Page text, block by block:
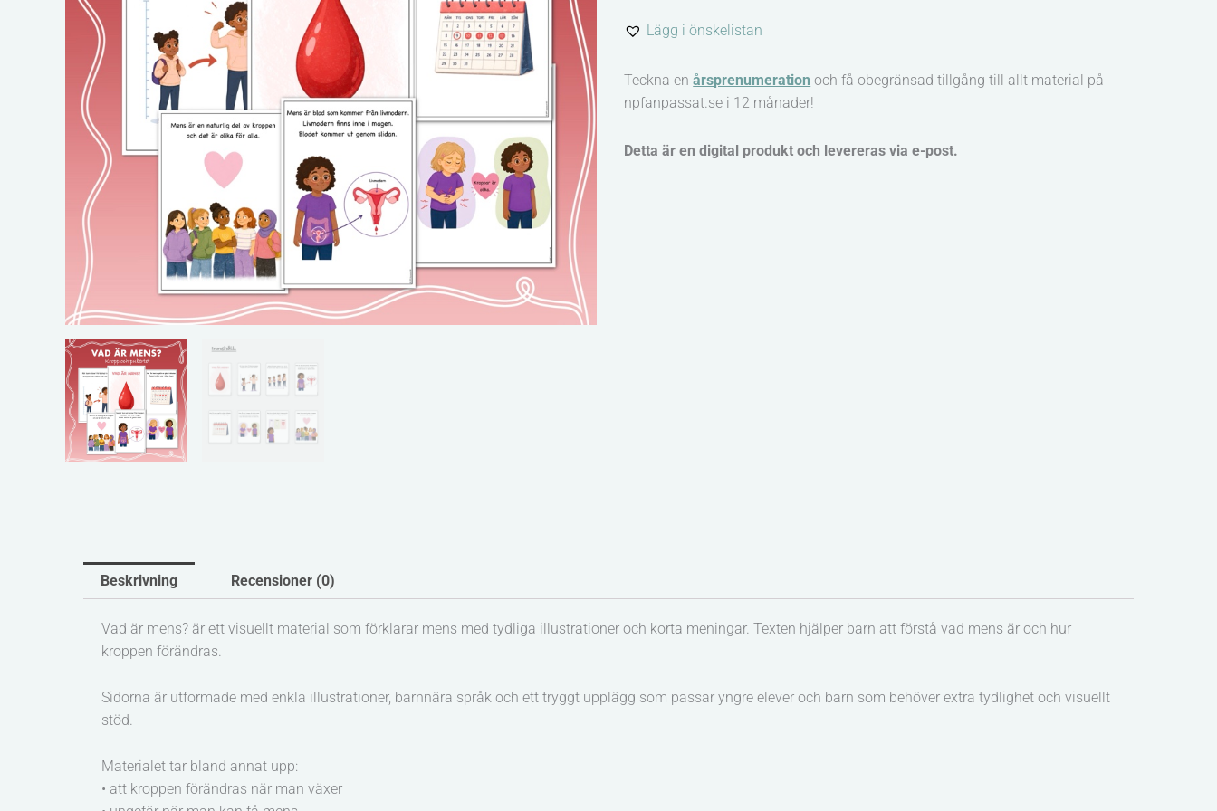
-
är
mens?
Lägg i önskelistan
Teckna enårsprenumeration och få obegränsad tillgång till allt material på
npfanpassat.se i 12 månader!
Detta är en digital produkt och levereras via e-post.
Beskrivning Recensioner (0)
Vad är mens? är ett visuellt material som förklarar mens med tydliga illustrationer och korta meningar. Texten hjälper barn att förstå vad mens är och hur
kroppen förändras.
Sidorna är utformade med enkla illustrationer, barnnära språk och ett tryggt upplägg som passar yngre elever och barn som behöver extra tydlighet och visuellt
stöd.
Materialet tar bland annat upp:
• att kroppen förändras när man växer